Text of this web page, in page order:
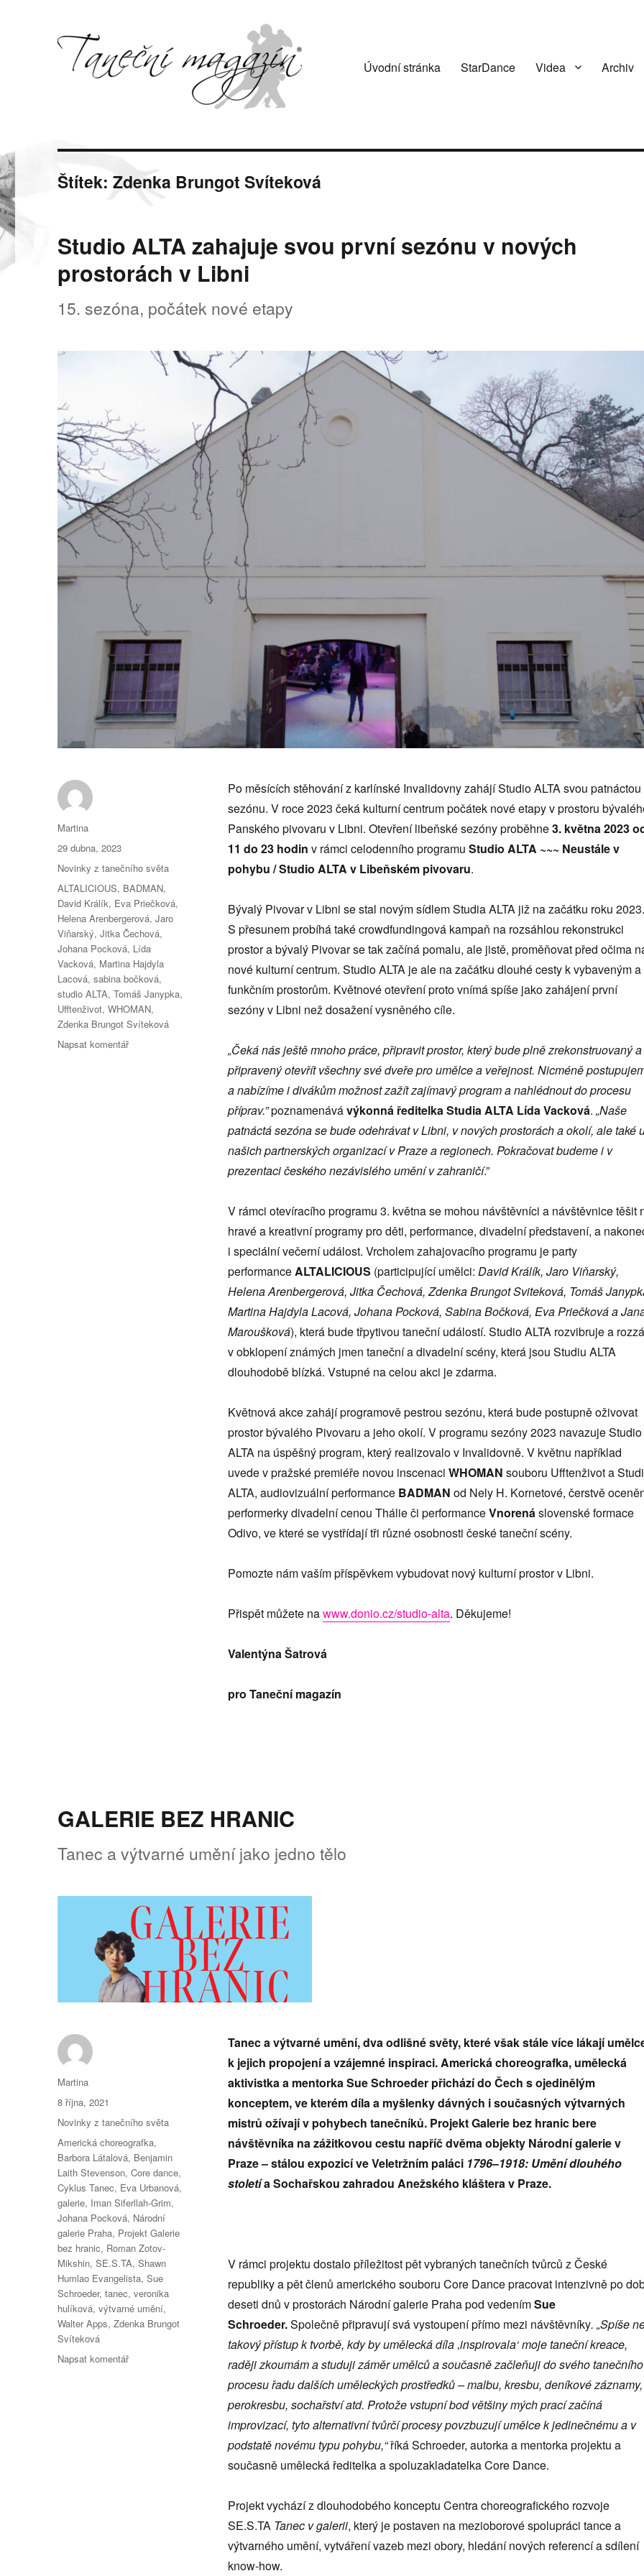
Úvodní stránka StarDance Videa Archiv
Štítek:Zdenka Brungot Svíteková
Studio ALTA zahajuje svou první sezónu v nových
prostorách v Libni
15. sezóna, počátek nové etapy
Po měsících stěhování z karlínské Invalidovny zahájí Studio ALTA svou patnáctou
sezónu. V roce 2023 čeká kulturní centrum počátek nové etapy v prostoru
Panského pivovaru v Libni. Otevření libeňské sezóny proběhne3. května 2023
11 do 23 hodin v rámci celodenního programu Studio ALTA ~~~ Neustále v
pohybu / Studio ALTA v Libeňském pivovaru.
Bývalý Pivovar v Libni se stal novým sídlem Studia ALTA již na začátku roku 2023.
S přesunem probíhá také crowdfundingová kampaň na rozsáhlou rekonstrukci
prostor a bývalý Pivovar se tak začíná pomalu, ale jistě, proměňovat před očima
nové kulturní centrum. Studio ALTA je ale na začátku dlouhé cesty k vybaveným a
funkčním prostorům. Květnové otevření proto vnímá spíše jako zahájení první
sezóny v Libni než dosažení vysněného cíle.
„Čeká nás ještě mnoho práce, připravit prostor, který bude plně zrekonstruovaný a
připravený otevřít všechny své dveře pro umělce a veřejnost. Nicméně
a nabízíme i divákům možnost zažít zajímavý program a nahlédnout do procesu
příprav.”poznamenávávýkonná ředitelka Studia ALTA Lída Vacková. „Naše
patnáctá sezóna se bude odehrávat v Libni, v nových prostorách a okolí, ale také
našich partnerských organizací v Praze a regionech. Pokračovat budeme i v
prezentaci českého nezávislého umění v zahraničí.”
V rámci otevíracího programu 3. května se mohou návštěvníci a návštěvnice těšit
hravé a kreativní programy pro děti, performance, divadelní představení, a
i speciální večerní událost. Vrcholem zahajovacího programu je party
performanceALTALICIOUS (participující umělci: David Králík, Jaro Viňarský,
Helena Arenbergerová, Jitka Čechová, Zdenka Brungot Sviteková, Tomáš
Martina Hajdyla Lacová, Johana Pocková, Sabina Bočková, Eva Priečková a
Maroušková), která bude třpytivou taneční událostí. Studio ALTA rozvibruje a
v obklopení známých jmen taneční a divadelní scény, která jsou Studiu ALTA
dlouhodobě blízká. Vstupné na celou akci je zdarma.
Květnová akce zahájí programově pestrou sezónu, která bude postupně oživovat
prostor bývalého Pivovaru a jeho okolí. V programu sezóny 2023 navazuje Studio
ALTA na úspěšný program, který realizovalo v Invalidovně. V květnu například
uvede v pražské premiéře novou inscenaci WHOMAN souboru Ufftenživot a
ALTA, audiovizuální performance BADMAN od Nely H. Kornetové, čerstvě
performerky divadelní cenou Thálie či performanceVnorenáslovenské formace
Odivo, ve které se vystřídají tři různé osobnosti české taneční scény.
Pomozte nám vaším příspěvkem vybudovat nový kulturní prostor v Libni.
Přispět můžete nawww.donio.cz/studio-alta. Děkujeme!
Valentýna Šatrová
pro Taneční magazín
Autor:
Martina
Publikováno:
29 dubna, 2023
Rubriky:
Novinky z tanečního světa
Štítky:
ALTALICIOUS, BADMAN,
David Králík, Eva Priečková,
Helena Arenbergerová,Jaro
Viňarský,Jitka Čechová,
Johana Pocková, Lída
Vacková, Martina Hajdyla
Lacová,sabina bočková,
studio ALTA,Tomáš Janypka,
Ufftenživot,WHOMAN,
Zdenka Brungot Svíteková
Napsat komentářpro
GALERIE BEZ HRANIC
Tanec a výtvarné umění jako jedno tělo
Tanec a výtvarné umění, dva odlišné světy, které však stále více lákají
k jejich propojení a vzájemné inspiraci. Americká choreografka, umělecká
aktivistka a mentorka Sue Schroeder přichází do Čech s ojedinělým
konceptem, ve kterém díla a myšlenky dávných i současných výtvarných
mistrů ožívají v pohybech tanečníků. ProjektGalerie bez hranic bere
návštěvníka na zážitkovou cestu napříč dvěma objekty Národní galerie v
Praze– stálou expozicí ve Veletržním paláci 1796–1918: Umění dlouhého
stoletía Sochařskou zahradou Anežského kláštera v Praze.
V rámci projektu dostalo příležitost pět vybraných tanečních tvůrců z České
republiky a pět členů amerického souboru Core Dance pracovat intenzivně po
deseti dnů v prostorách Národní galerie Praha pod vedenímSue
Schroeder.Společně připravují svá vystoupení přímo mezi návštěvníky. „Spíše
takový přístup k tvorbě, kdy by umělecká díla‚inspirovala‘ moje taneční kreace,
raději zkoumám a studuji záměr umělců a současně začleňuji do svého tanečního
procesu řadu dalších uměleckých prostředků – malbu, kresbu, deníkové záznamy,
perokresbu, sochařství atd. Protože vstupní bod většiny mých prací začíná
improvizací, tyto alternativní tvůrčí procesy povzbuzují umělce k jedinečnému a v
podstatě novému typu pohybu,“říká Schroeder, autorka a mentorka projektu a
současně umělecká ředitelka a spoluzakladatelka Core Dance.
Projekt vychází z dlouhodobého konceptu Centra choreografického rozvoje
SE.S.TA Tanec v galerii, který je postaven na mezioborové spolupráci tance a
výtvarného umění, vytváření vazeb mezi obory, hledání nových referencí a sdílení
know-how.
Autor:
Martina
Publikováno:
8 října, 2021
Rubriky:
Novinky z tanečního světa
Štítky:
Americká choreografka,
Barbora Látalová, Benjamin
Laith Stevenson,Core dance,
Cyklus Tanec, Eva Urbanová,
galerie, Iman Siferllah-Grim,
Johana Pocková, Národní
galerie Praha, Projekt Galerie
bez hranic, Roman Zotov-
Mikshin,SE.S.TA,Shawn
Humlao Evangelista,Sue
Schroeder,tanec,veronika
hulíková,výtvarné umění,
Walter Apps,Zdenka Brungot
Svíteková
Napsat komentářpro